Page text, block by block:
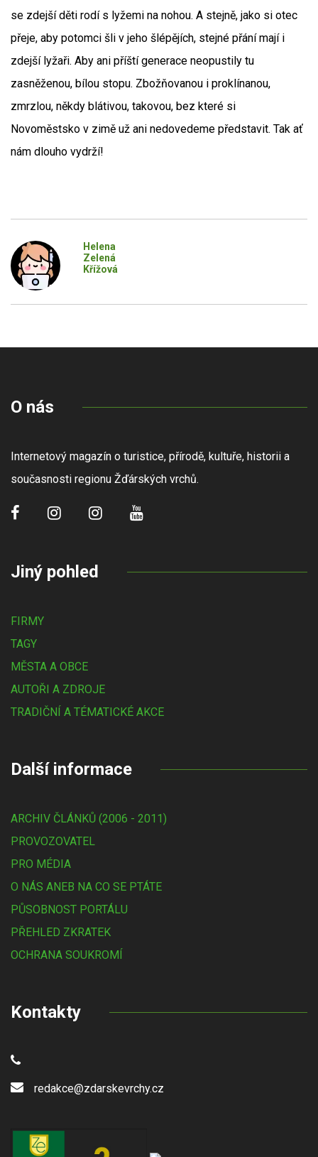
se zdejší děti rodí s lyžemi na nohou. A stejně, jako si otec
přeje, aby potomci šli v jeho šlépějích, stejné přání mají i
zdejší lyžaři. Aby ani příští generace neopustily tu
zasněženou, bílou stopu. Zbožňovanou i proklínanou,
zmrzlou, někdy blátivou, takovou, bez které si
Novoměstsko v zimě už ani nedovedeme představit. Tak ať
nám dlouho vydrží!
Helena
Zelená
Křížová
O nás
Internetový magazín o turistice, přírodě, kultuře, historii a
současnosti regionu Žďárských vrchů.
Jiný pohled
FIRMY
TAGY
MĚSTA A OBCE
AUTOŘI A ZDROJE
TRADIČNÍ A TÉMATICKÉ AKCE
Další informace
ARCHIV ČLÁNKŮ (2006 - 2011)
PROVOZOVATEL
PRO MÉDIA
O NÁS ANEB NA CO SE PTÁTE
PŮSOBNOST PORTÁLU
PŘEHLED ZKRATEK
OCHRANA SOUKROMÍ
Kontakty
redakce@zdarskevrchy.cz